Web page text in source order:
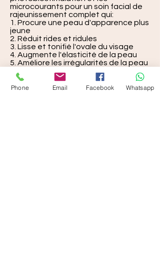
microcourants pour un soin facial de
rajeunissement complet qui:
1. Procure une peau d'apparence plus
jeune
2. Réduit rides et ridules
3. Lisse et tonifié l'ovale du visage
4. Augmente l'élasticité de la peau
5. Améliore les irrégularités de la peau
(problèmes de pigmentation, pores
dilatés, cicatrices mineures)
Problèmes de peau à
Phone Email Facebook Whatsapp